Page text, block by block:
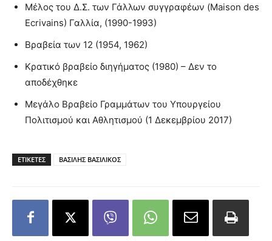
Μέλος του Δ.Σ. των Γάλλων συγγραφέων (Maison des
Ecrivains) Γαλλία, (1990-1993)
Βραβεία των 12 (1954, 1962)
Κρατικό βραβείο διηγήματος (1980) – Δεν το
αποδέχθηκε
Μεγάλο Βραβείο Γραμμάτων του Υπουργείου
Πολιτισμού και Αθλητισμού (1 Δεκεμβρίου 2017)
ΕΤΙΚΕΤΕΣ ΒΑΣΙΛΗΣ ΒΑΣΙΛΙΚΟΣ